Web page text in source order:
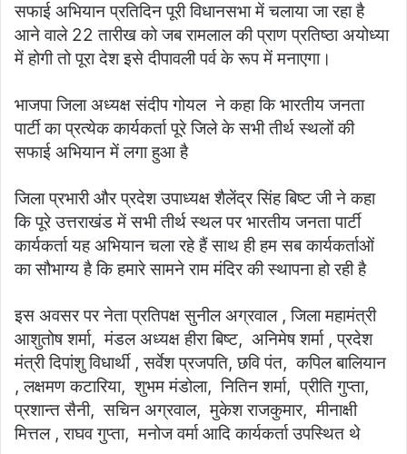
सफाई अभियान प्रतिदिन पूरी विधानसभा में चलाया जा रहा है
आने वाले 22 तारीख को जब रामलाल की प्राण प्रतिष्ठा अयोध्या
में होगी तो पूरा देश इसे दीपावली पर्व के रूप में मनाएगा।
भाजपा जिला अध्यक्ष संदीप गोयल ने कहा कि भारतीय जनता
पार्टी का प्रत्येक कार्यकर्ता पूरे जिले के सभी तीर्थ स्थलों की
सफाई अभियान में लगा हुआ है
जिला प्रभारी और प्रदेश उपाध्यक्ष शैलेंद्र सिंह बिष्ट जी ने कहा
कि पूरे उत्तराखंड में सभी तीर्थ स्थल पर भारतीय जनता पार्टी
कार्यकर्ता यह अभियान चला रहे हैं साथ ही हम सब कार्यकर्ताओं
का सौभाग्य है कि हमारे सामने राम मंदिर की स्थापना हो रही है
इस अवसर पर नेता प्रतिपक्ष सुनील अग्रवाल , जिला महामंत्री
आशुतोष शर्मा, मंडल अध्यक्ष हीरा बिष्ट, अनिमेष शर्मा , प्रदेश
मंत्री दिपांशु विधार्थी , सर्वेश प्रजपति, छवि पंत, कपिल बालियान
, लक्षमण कटारिया, शुभम मंडोला, नितिन शर्मा, प्रीति गुप्ता,
प्रशान्त सैनी, सचिन अग्रवाल, मुकेश राजकुमार, मीनाक्षी
मित्तल , राघव गुप्ता, मनोज वर्मा आदि कार्यकर्ता उपस्थित थे